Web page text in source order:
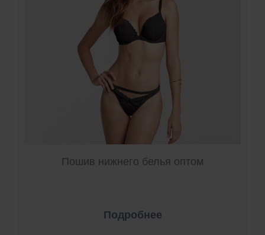
Пошив нижнего белья оптом
Подробнее